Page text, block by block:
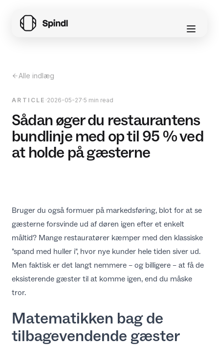
DA
Alle indlæg
ARTICLE ·2026-05-27·5 min read
Sådan øger du restaurantens
bundlinje med op til 95 % ved
at holde på gæsterne
Bruger du også formuer på markedsføring, blot for at se
gæsterne forsvinde ud af døren igen efter et enkelt
måltid? Mange restauratører kæmper med den klassiske
"spand med huller i", hvor nye kunder hele tiden siver ud.
Men faktisk er det langt nemmere – og billigere – at få de
eksisterende gæster til at komme igen, end du måske
tror.
Matematikken bag de
tilbagevendende gæster